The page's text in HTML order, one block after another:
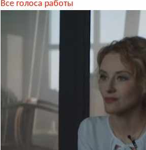
Все голоса работы